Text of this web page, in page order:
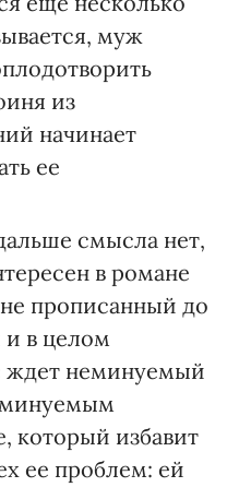
муж
из
начинает
ее
смысла нет,
в романе
прописанный до
в целом
ждет неминуемый
который избавит
ее проблем: ей